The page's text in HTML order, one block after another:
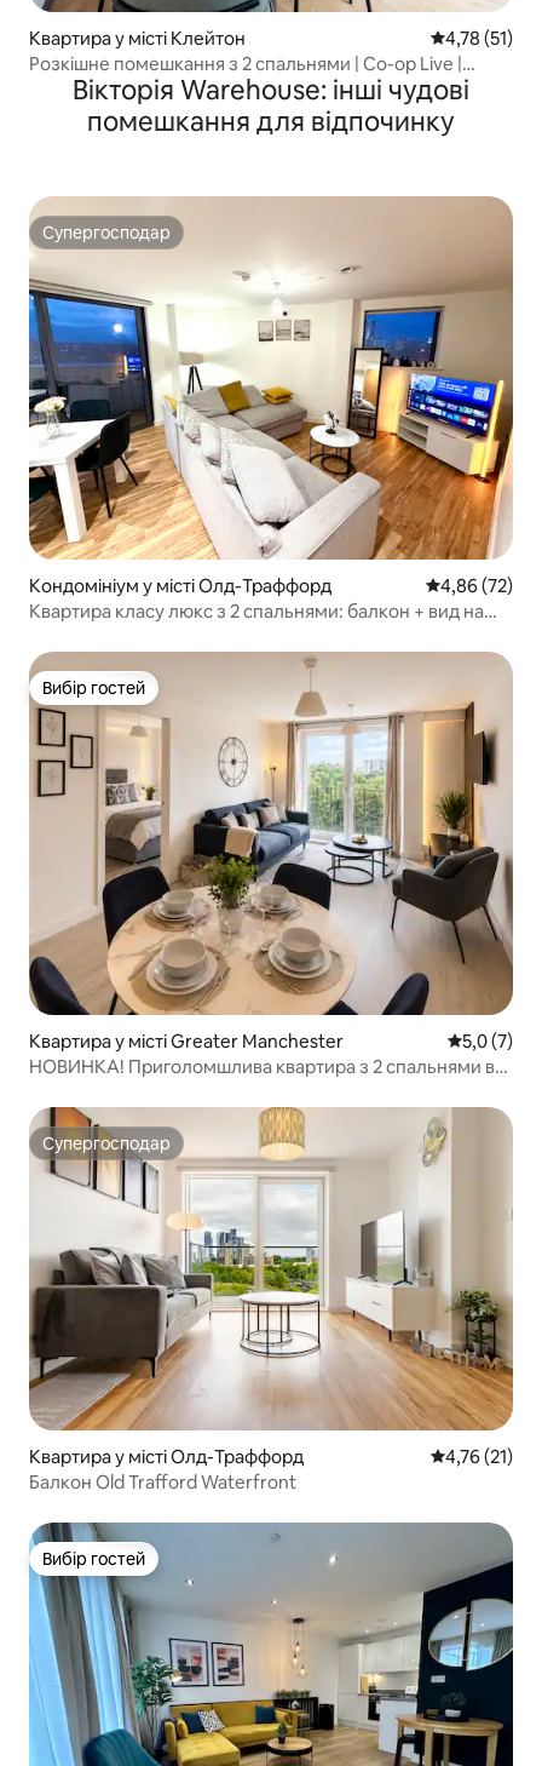
Квартира у місті Клейтон Середня
4,78 (51)
Розкішне помешкання з 2 спальнями | Co-op Live |
Безкоштовний паркінг | Балкон
Вікторія Warehouse: інші чудові
помешкання для відпочинку
Супергосподар
Супергосподар
Кондомініум у місті Олд-Траффорд Середня
4,86 (72)
Квартира класу люкс з 2 спальнями: балкон + вид на
Вибір гостей
Вибір гостей
Квартира у місті Greater Manchester Середня
5,0 (7)
НОВИНКА! Приголомшлива квартира з 2 спальнями в
Супергосподар
Супергосподар
Квартира у місті Олд-Траффорд Середня
4,76 (21)
Балкон Old Trafford Waterfront
Вибір гостей
Вибір гостей